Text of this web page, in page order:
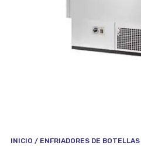
INICIO / ENFRIADORES DE BOTELLAS